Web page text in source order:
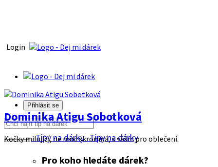
Login
Přihlásit se
Tipy na dárkyTipy na dárky
Pro koho hledáte dárek?
Dominika Atigu Sobotková
Kočky milující, ne moc skromná, s vášni pro oblečení.